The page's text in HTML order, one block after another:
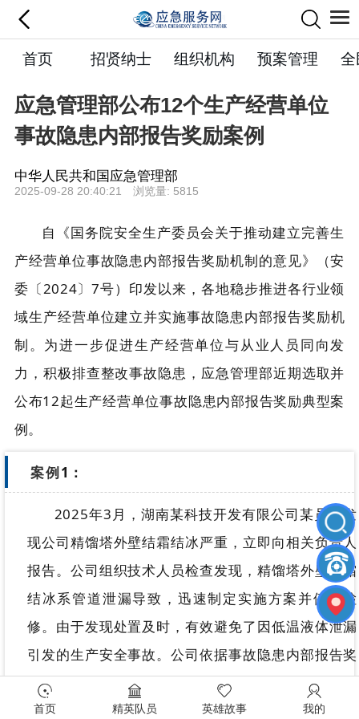
首页 招贤纳士 组织机构 预案管理
应急管理部公布12个生产经营单位
事故隐患内部报告奖励案例
中华人民共和国应急管理部
2025-09-28 20:40:21 浏览量: 5815
自《国务院安全生产委员会关于推动建立完善生
产经营单位事故隐患内部报告奖励机制的意见》（安
委〔2024〕7号）印发以来，各地稳步推进各行业领
域生产经营单位建立并实施事故隐患内部报告奖励机
制。为进一步促进生产经营单位与从业人员同向发
力，积极排查整改事故隐患， 应急管理部近期选取并
公布12起生产经营单位事故隐患内部报告奖励典型案
例。
案例1 ：
2025年3 月，湖南某科技开发有限公司某员工发
现公司精馏塔外壁结霜结冰严重，立即向相关负责人
报告。公司组织技术人员检查发现，精馏塔外壁结霜
结冰系管道泄漏导致，迅速制定实施方案并停车检
修。由于发现处置及时，有效避免了因低温液体泄漏
引发的生产安全事故。公司依据事故隐患内部报告奖
励制度规定，奖励该员工3000元。
首页 精英队员 英雄故事 我的